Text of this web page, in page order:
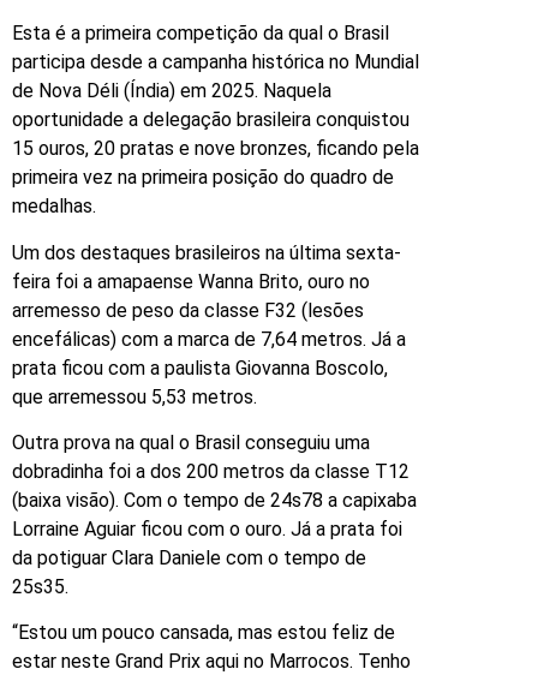
Esta é a primeira competição da qual o Brasil
participa desde a campanha histórica no Mundial
de Nova Déli (Índia) em 2025. Naquela
oportunidade a delegação brasileira conquistou
15 ouros, 20 pratas e nove bronzes, ficando pela
primeira vez na primeira posição do quadro de
medalhas.
Um dos destaques brasileiros na última sexta-
feira foi a amapaense Wanna Brito, ouro no
arremesso de peso da classe F32 (lesões
encefálicas) com a marca de 7,64 metros. Já a
prata ficou com a paulista Giovanna Boscolo,
que arremessou 5,53 metros.
Outra prova na qual o Brasil conseguiu uma
dobradinha foi a dos 200 metros da classe T12
(baixa visão). Com o tempo de 24s78 a capixaba
Lorraine Aguiar ficou com o ouro. Já a prata foi
da potiguar Clara Daniele com o tempo de
25s35.
“Estou um pouco cansada, mas estou feliz de
estar neste Grand Prix aqui no Marrocos. Tenho